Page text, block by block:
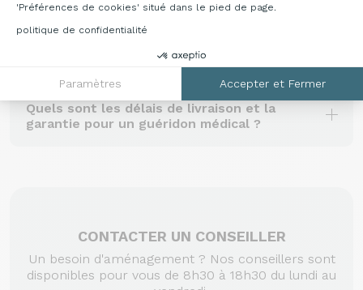
'Préférences de cookies' situé dans le pied de page.
politique de confidentialité
Paramètres Accepter et Fermer
Quels sont les délais de livraison et la
garantie pour un guéridon médical ?
CONTACTER UN CONSEILLER
Un besoin d'aménagement ? Nos conseillers sont
disponibles pour vous de 8h30 à 18h30 du lundi au